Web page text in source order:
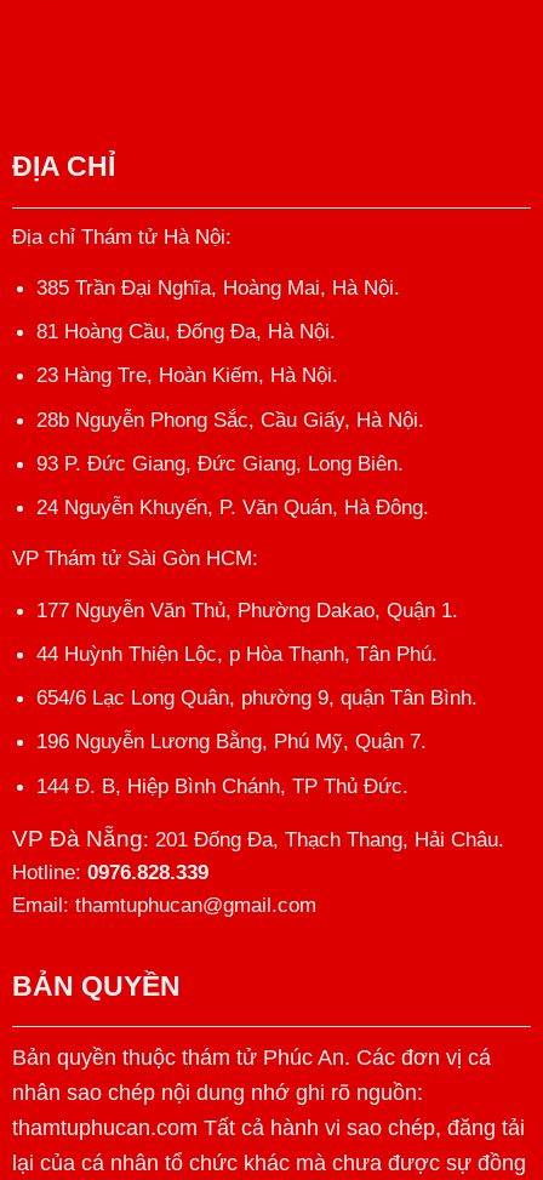
ĐỊA CHỈ
Địa chỉ Thám tử Hà Nội:
385 Trần Đại Nghĩa, Hoàng Mai, Hà Nội.
81 Hoàng Cầu, Đống Đa, Hà Nội.
23 Hàng Tre, Hoàn Kiếm, Hà Nội.
28b Nguyễn Phong Sắc, Cầu Giấy, Hà Nội.
93 P. Đức Giang, Đức Giang, Long Biên.
24 Nguyễn Khuyến, P. Văn Quán, Hà Đông.
VP Thám tử Sài Gòn HCM:
177 Nguyễn Văn Thủ, Phường Dakao, Quận 1.
44 Huỳnh Thiện Lộc, p Hòa Thạnh, Tân Phú.
654/6 Lạc Long Quân, phường 9, quận Tân Bình.
196 Nguyễn Lương Bằng, Phú Mỹ, Quận 7.
144 Đ. B, Hiệp Bình Chánh, TP Thủ Đức.
VP Đà Nẵng: 201 Đống Đa, Thạch Thang, Hải Châu.
Hotline: 0976.828.339
Email: thamtuphucan@gmail.com
BẢN QUYỀN
Bản quyền thuộc thám tử Phúc An. Các đơn vị cá
nhân sao chép nội dung nhớ ghi rõ nguồn:
thamtuphucan.com Tất cả hành vi sao chép, đăng tải
lại của cá nhân tổ chức khác mà chưa được sự đồng